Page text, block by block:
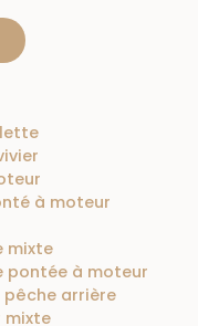
à moteur
mixte
pontée à moteur
arrière
mixte